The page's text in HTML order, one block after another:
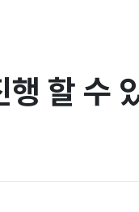
행 할 수